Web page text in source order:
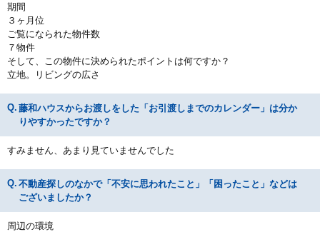
期間
３ヶ月位
ご覧になられた物件数
７物件
そして、この物件に決められたポイントは何ですか？
立地。リビングの広さ
藤和ハウスからお渡しをした「お引渡しまでのカレンダー」は分か
りやすかったですか？
すみません、あまり見ていませんでした
不動産探しのなかで「不安に思われたこと」「困ったこと」などは
ございましたか？
周辺の環境